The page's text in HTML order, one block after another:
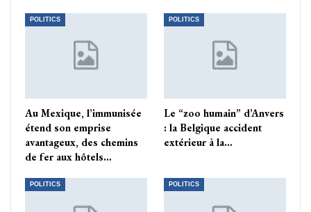
POLITICS
Au Mexique, l’immunisée
étend son emprise
avantageux, des chemins
de fer aux hôtels…
POLITICS
Le “zoo humain” d’Anvers
: la Belgique accident
extérieur à la…
POLITICS POLITICS